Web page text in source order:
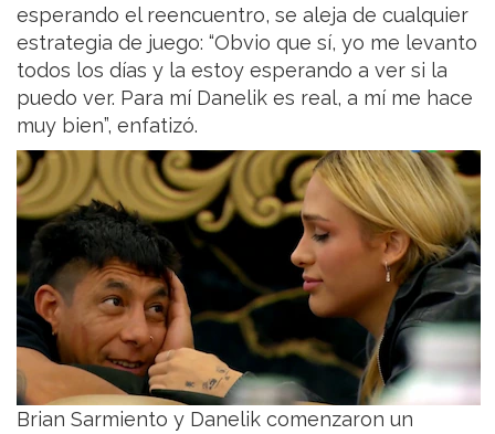
esperando el reencuentro, se aleja de cualquier
estrategia de juego: “Obvio que sí, yo me levanto
todos los días y la estoy esperando a ver si la
puedo ver. Para mí Danelik es real, a mí me hace
muy bien”, enfatizó.
Brian Sarmiento y Danelik comenzaron un